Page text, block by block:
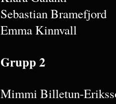
Sebastian Bramefjord
Emma Kinnvall
Grupp 2
Mimmi Billetun-